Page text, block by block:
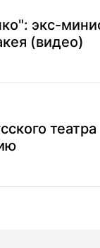
экс-
(видео)
театра